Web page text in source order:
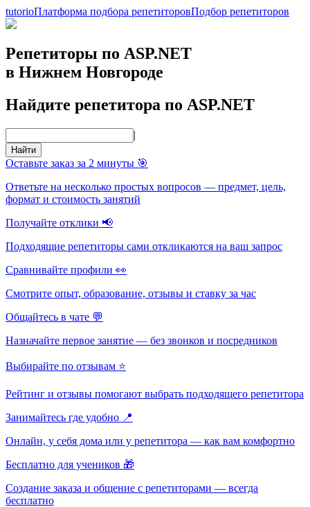
tutorioПлатформа подбора репетиторовПодбор репетиторов
Репетиторы по ASP.NET
в Нижнем Новгороде
Найдите репетитора по ASP.NET
|
Найти
Оставьте заказ за 2 минуты 🎯
Ответьте на несколько простых вопросов — предмет, цель,
формат и стоимость занятий
Получайте отклики 📢
Подходящие репетиторы сами откликаются на ваш запрос
Сравнивайте профили 👀
Смотрите опыт, образование, отзывы и ставку за час
Общайтесь в чате 💬
Назначайте первое занятие — без звонков и посредников
Выбирайте по отзывам ⭐
Рейтинг и отзывы помогают выбрать подходящего репетитора
Занимайтесь где удобно 📍
Онлайн, у себя дома или у репетитора — как вам комфортно
Бесплатно для учеников 🎁
Создание заказа и общение с репетиторами — всегда
бесплатно